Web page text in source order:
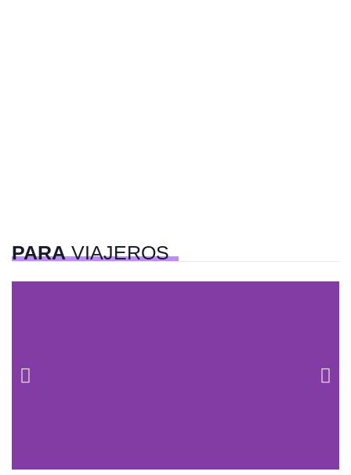
PARAVIAJEROS